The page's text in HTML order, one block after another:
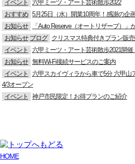
イベント
六甲ミーツ・アート芸術散歩2022
おすすめ 5月25日（水）開業10周年！感謝の企
お知らせ
「Auto Reserve（オートリザーブ）
お知らせ ブログ
クリスマス特典付きプラン販売
イベント
六甲ミーツ・アート芸術散歩2021開催
お知らせ 無料Wi-Fi接続サービスのご案内
イベント
六甲スカイヴィラから車で5分 六甲山
4/3オープン
イベント
神戸市民限定！お得プランのご紹介
HOME